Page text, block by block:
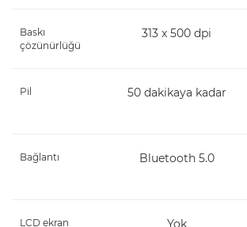
Baskı
çözünürlüğü
313 x 500 dpi
Pil 50 dakikaya kadar
Bağlantı Bluetooth 5.0
LCD ekran Yok